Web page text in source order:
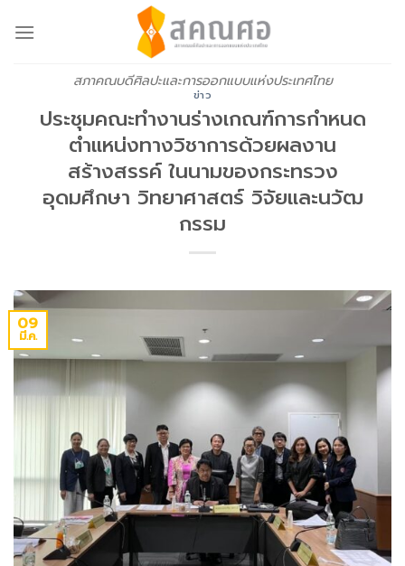
สภาคณบดีศิลปะและการออกแบบแห่งประเทศไทย
ข่าว
ประชุมคณะทำงานร่างเกณฑ์การกำหนด
ตำแหน่งทางวิชาการด้วยผลงาน
สร้างสรรค์ ในนามของกระทรวง
อุดมศึกษา วิทยาศาสตร์ วิจัยและนวัฒ
กรรม
09
มี.ค.